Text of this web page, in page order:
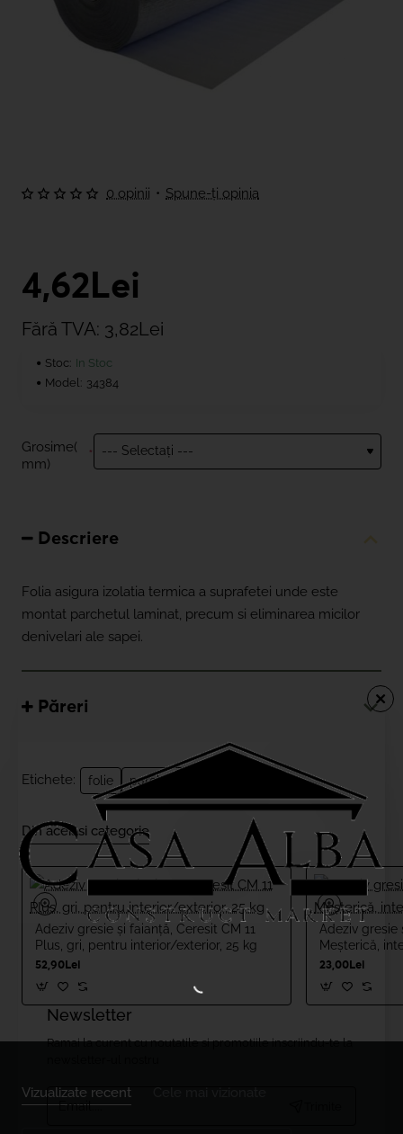
Newsletter
Ramai la curent cu noutatile si promotiile inscriindu-te la
Email....
0 opinii • Spune-ţi opinia
4,62Lei
Fără TVA: 3,82Lei
Stoc: In Stoc
Model: 34384
Grosime(
mm)
Descriere
Folia asigura izolatia termica a suprafetei unde este
montat parchetul laminat, precum si eliminarea micilor
denivelari ale sapei.
Păreri
Etichete: folie parchet
Din aceiasi categorie
Adeziv gresie și faianță, Ceresit CM 11
Plus, gri, pentru interior/exterior, 25 kg
52,90Lei
Adeziv gresie
Meșterică,
23,00Lei
Vizualizate recent